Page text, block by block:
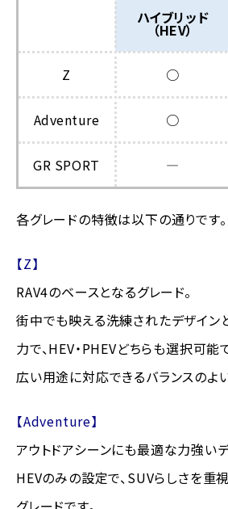
ハイブリッド
（HEV）
Z
○
Adventure ○
GR SPORT ―
各グレードの特徴は以下の通りです。
【Z】
RAV4のベースとなるグレード。
街中でも映える洗練されたデザイン
力で、HEV・PHEVどちらも選択可能
広い用途に対応できるバランスのよ
【Adventure】
アウトドアシーンにも最適な力強い
HEVのみの設定で、SUVらしさを重